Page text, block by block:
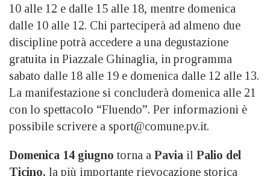
10 alle 12 e dalle 15 alle 18, mentre domenica
dalle 10 alle 12. Chi parteciperà ad almeno due
discipline potrà accedere a una degustazione
gratuita in Piazzale Ghinaglia, in programma
sabato dalle 18 alle 19 e domenica dalle 12 alle 13.
La manifestazione si concluderà domenica alle 21
con lo spettacolo “Fluendo”. Per informazioni è
possibile scrivere a sport@comune.pv.it.
Domenica 14 giugno torna a Pavia il Palio del
Ticino, la più importante rievocazione storica